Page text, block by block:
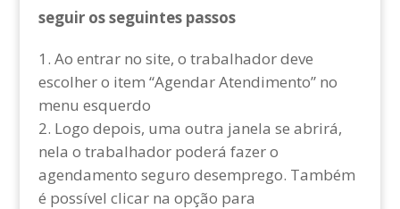
seguir os seguintes passos
Ao entrar no site, o trabalhador deve
escolher o item “Agendar Atendimento” no
menu esquerdo
Logo depois, uma outra janela se abrirá,
nela o trabalhador poderá fazer o
agendamento seguro desemprego. Também
é possível clicar na opção para